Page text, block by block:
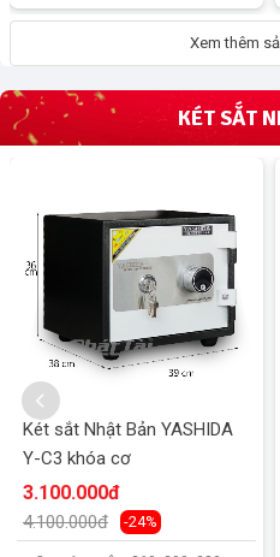
Xem thêm
KÉT SẮT
Két sắt Nhật Bản YASHIDA
Y-C3 khóa cơ
3.100.000đ
4.100.000đ -24%